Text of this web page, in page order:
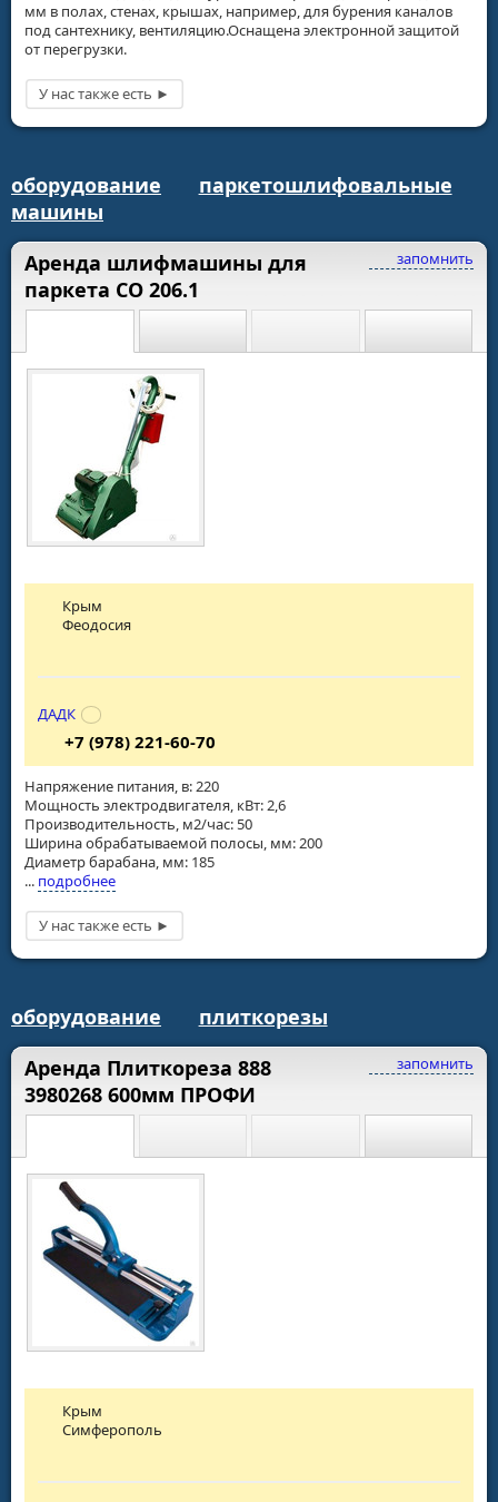
мм в полах, стенах, крышах, например, для бурения каналов
под сантехнику, вентиляцию.Оснащена электронной защитой
от перегрузки.
оборудование
паркетошлифовальные
машины
запомнить
Аренда шлифмашины для
паркета СО 206.1
Напряжение питания, в: 220
Мощность электродвигателя, кВт: 2,6
Производительность, м2/час: 50
Ширина обрабатываемой полосы, мм: 200
Диаметр барабана, мм: 185
... подробнее
Крым
Феодосия
ДАДК
+7 (978) 221-60-70
оборудование плиткорезы
запомнить
Аренда Плиткореза 888
3980268 600мм ПРОФИ
Крым
Симферополь